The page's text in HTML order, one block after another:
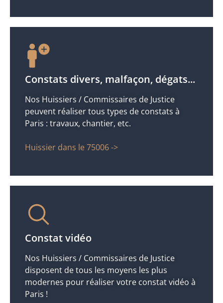
Constats divers, malfaçon, dégats...
Nos Huissiers / Commissaires de Justice
peuvent réaliser tous types de constats à
Paris : travaux, chantier, etc.
Huissier dans le 75006 ->
Constat vidéo
Nos Huissiers / Commissaires de Justice
disposent de tous les moyens les plus
modernes pour réaliser votre constat vidéo à
Paris !